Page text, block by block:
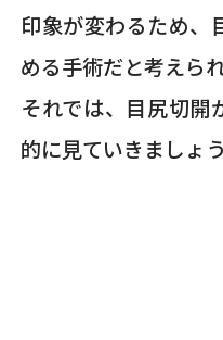
印象が変わるため、
める手術だと考えら
それでは、目尻切開
的に見ていきましょう